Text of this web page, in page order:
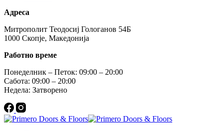
Адреса
Митрополит Теодосиј Гологанов 54Б
1000 Скопје, Македонија
Работно време
Понеделник – Петок: 09:00 – 20:00
Сабота: 09:00 – 20:00
Недела: Затворено